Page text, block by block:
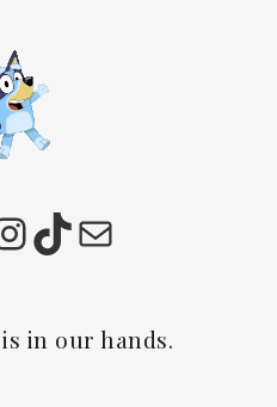
TikTokE-mail
in our hands.